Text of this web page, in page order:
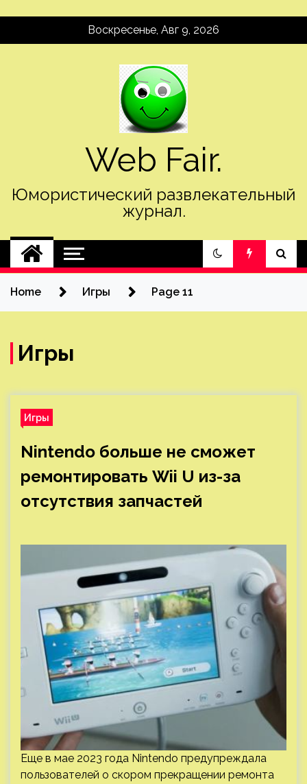
Воскресенье, Авг 9, 2026
Web Fair.
Юмористический развлекательный
журнал.
Home Игры Page 11
Игры
Игры
Nintendo больше не сможет
ремонтировать Wii U из-за
отсутствия запчастей
Еще в мае 2023 года Nintendo предупреждала
пользователей о скором прекращении ремонта